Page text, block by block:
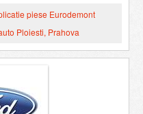
piese Eurodemont
Ploiesti, Prahova